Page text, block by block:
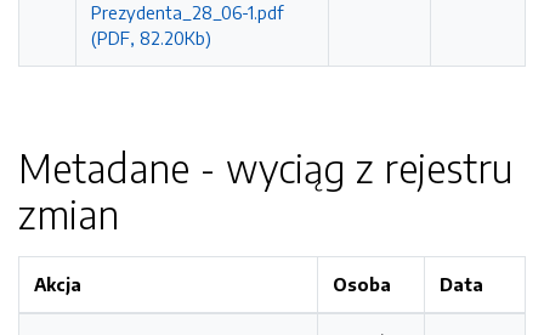
Prezydenta_28_06-1.pdf
(PDF, 82.20Kb)
Metadane - wyciąg z rejestru
zmian
Akcja Osoba Data